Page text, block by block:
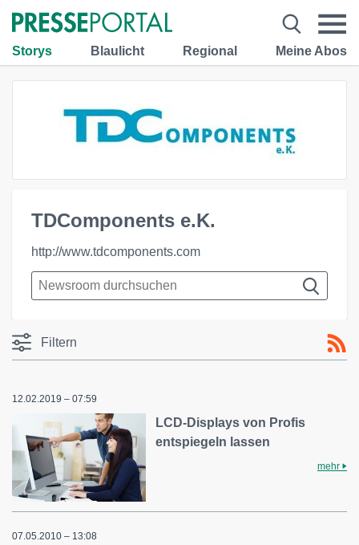
Storys Blaulicht Regional Meine Abos
TDComponents e.K.
http://www.tdcomponents.com
Filtern
12.02.2019 – 07:59
LCD-Displays von Profis
entspiegeln lassen
mehr
07.05.2010 – 13:08